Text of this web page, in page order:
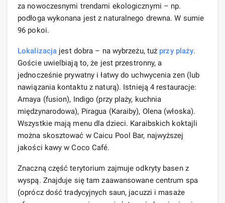
za nowoczesnymi trendami ekologicznymi – np.
podłoga wykonana jest z naturalnego drewna. W sumie
96 pokoi.
Lokalizacja jest dobra – na wybrzeżu, tuż przy plaży.
Goście uwielbiają to, że jest przestronny, a
jednocześnie prywatny i łatwy do uchwycenia zen (lub
nawiązania kontaktu z naturą). Istnieją 4 restauracje:
Amaya (fusion), Indigo (przy plaży, kuchnia
międzynarodowa), Piragua (Karaiby), Olena (włoska).
Wszystkie mają menu dla dzieci. Karaibskich koktajli
można skosztować w Caicu Pool Bar, najwyższej
jakości kawy w Coco Café.
Znaczną część terytorium zajmuje odkryty basen z
wyspą. Znajduje się tam zaawansowane centrum spa
(oprócz dość tradycyjnych saun, jacuzzi i masaże